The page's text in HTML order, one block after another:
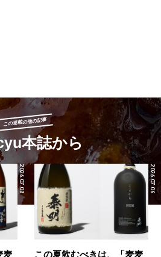
この連載の他の記事
本誌から
2026.07.08
麦
2026.07.06
この夏飲むべきは、「麦麦